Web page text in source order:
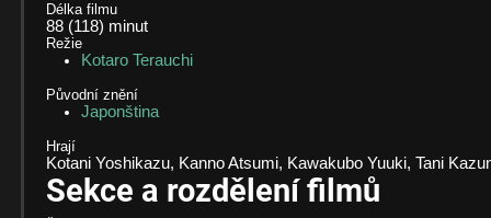
Délka filmu
88 (118) minut
Režie
Kotaro Terauchi
Původní znění
Japonština
Hrají
Kotani Yoshikazu, Kanno Atsumi, Kawakubo Yuuki, Tani
Sekce a rozdělení filmů